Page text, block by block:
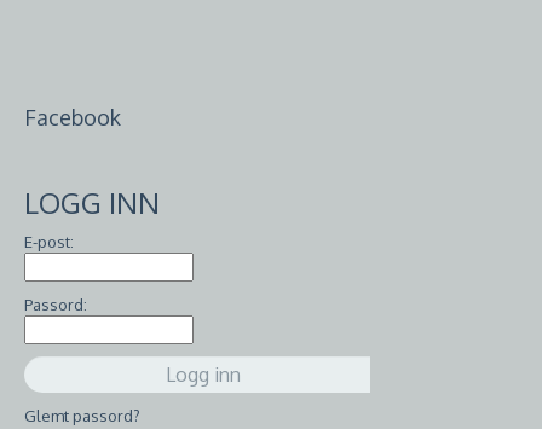
Facebook
LOGG INN
E-post:
Passord:
Glemt passord?